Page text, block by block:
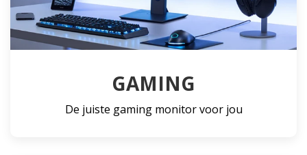
GAMING
De juiste gaming monitor voor jou